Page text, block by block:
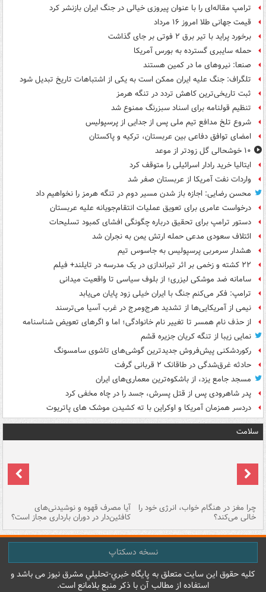
ترامپ مقاله‌ای را با عنوان پیروزی خیالی در جنگ ایران بازنشر کرد
قیمت جهانی طلا امروز ۱۶ مرداد
برخورد پراید با تیر برق ۲ فوتی بر جای گذاشت
حمله سایبری گسترده به بورس آمریکا
صنعا: نیروهای ما در کمین‌ هستند
تلگراف: جنگ علیه ایران ممکن است به یکی از اشتباهات تاریخ تبدیل شود
ثبت تاریخی‌ترین کاهش تردد در تنگه هرمز
تنظیم قولنامه برای اسناد سبزرنگ ممنوع شد
شروع تلخ مدافع تیم ملی پس از جدایی از پرسپولیس
امضای توافق دفاعی بین عربستان، ترکیه و پاکستان
۱۰ خوشحالی گل زودتر از موعد
ایتالیا خرید رادار اسرائیلی را متوقف کرد
واردات نفت آمریکا از عربستان صفر شد
محسن رضایی: اجازه باز شدن مسیر دوم در تنگه هرمز را نخواهیم داد
درخواست عامری برای تعویق عملیات انتقام‌جویانه علیه عربستان
دستور ترامپ برای تحقیق درباره چگونگی افشای کمبود تسلیحات
ائتلاف سعودی مدعی حمله ارتش یمن به نجران شد
هشدار سرمربی پرسپولیس به جاسوس تیم
۲۲ کشته و زخمی بر اثر تیراندازی در یک مدرسه در تایلند+ فیلم
سامانه ضد موشکی لیزری؛ از بلوف سیاسی تا واقعیت میدانی
ترامپ: فکر می‌کنم جنگ با ایران خیلی زود پایان می‌یابد
نیمی از آمریکایی‌ها از تشدید هرج‌ومرج در غرب آسیا می‌ترسند
از حذف نام همسر تا تغییر نام خانوادگی؛ اما و اگرهای تعویض شناسنامه
نمایی زیبا از تنگه کریان جزیره قشم
رکوردشکنی پیش‌فروش جدیدترین گوشی‌های تاشوی سامسونگ
حادثه غرق‌شدگی در طاقانک ۲ قربانی گرفت
مسجد جامع یزد، از باشکوه‌ترین معماری‌های ایران
پدر شاهرودی پس از قتل پسرش، جسد را در چاه مخفی کرد
دردسر همزمان آمریکا و اوکراین با ته کشیدن موشک های پاتریوت
سلامت
چرا مغز در هنگام خواب، انرژی خود را
خالی می‌کند؟
آیا مصرف قهوه و نوشیدنی‌های
کافئین‌دار در دوران بارداری مجاز است؟
نسخه دسکتاپ
کليه حقوق اين سايت متعلق به پایگاه خبري-تحليلي مشرق نيوز می باشد و
استفاده از مطالب آن با ذکر منبع بلامانع است.